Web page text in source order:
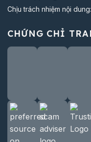
Chịu trách nhiệm nội
CHỨNG CHỈ